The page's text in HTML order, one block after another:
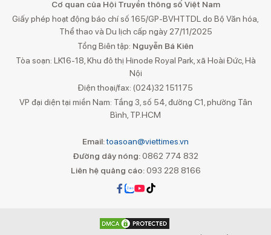
Cơ quan của Hội Truyền thông số Việt Nam
Giấy phép hoạt động báo chí số 165/GP-BVHTTDL do Bộ Văn hóa,
Thể thao và Du lịch cấp ngày 27/11/2025
Tổng Biên tập: Nguyễn Bá Kiên
Tòa soạn: LK16-18, Khu đô thị Hinode Royal Park, xã Hoài Đức, Hà
Nội
Điện thoại/fax: (024)32 151175
VP đại diện tại miền Nam: Tầng 3, số 54, đường C1, phường Tân
Bình, TP.HCM
Email:toasoan@viettimes.vn
Đường dây nóng: 0862 774 832
Liên hệ quảng cáo:093 228 8166